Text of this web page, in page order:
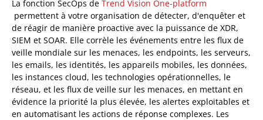
La fonction SecOps de Trend Vision One-platform
One-Platform
permettent à votre organisation de détecter, d'enquêter et
de réagir de manière proactive avec la puissance de XDR,
SIEM et SOAR. Elle corrèle les événements entre les flux de
veille mondiale sur les menaces, les endpoints, les serveurs,
les emails, les identités, les appareils mobiles, les données,
les instances cloud, les technologies opérationnelles, le
réseau, et les flux de veille sur les menaces, en mettant en
évidence la priorité la plus élevée, les alertes exploitables et
en automatisant les actions de réponse complexes. Les